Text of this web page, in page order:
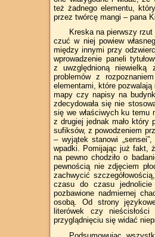
też żadnego elementu,
przez twórcę mangi – pana
Kreska na pierwszy
czuć w niej powiew
między innymi przy
wprowadzenie paneli
z uwzględnioną
problemów z
elementami, które
mapy czy napisy na
zdecydowała się nie
się we właściwych ku temu
z drugiej jednak mało który
sufiksów, z powodzeniem
– wyjątek stanowi
wpadki. Pomijając już fakt,
na pewno chodziło o
pewnością nie zdjęciem
zachwycić
czasu do czasu jednolicie
pozbawione nadmiernej
osobą. Od strony
literówek czy
przyglądnięciu się widać